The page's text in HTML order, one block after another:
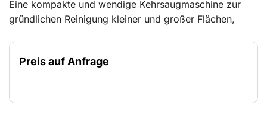
Eine kompakte und wendige Kehrsaugmaschine zur
gründlichen Reinigung kleiner und großer Flächen,
Preis auf Anfrage